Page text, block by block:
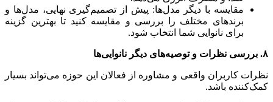
مقایسه با دیگر مدل‌ها: پیش از تصمیم‌گیری نهایی، مدل‌ها و
برندهای مختلف را بررسی و مقایسه کنید تا بهترین گزینه
برای نانوایی شما انتخاب شود.
۸. بررسی نظرات و توصیه‌های دیگر نانوایی‌ها
نظرات کاربران واقعی و مشاوره از فعالان این حوزه می‌تواند بسیار
کمک‌کننده باشد.